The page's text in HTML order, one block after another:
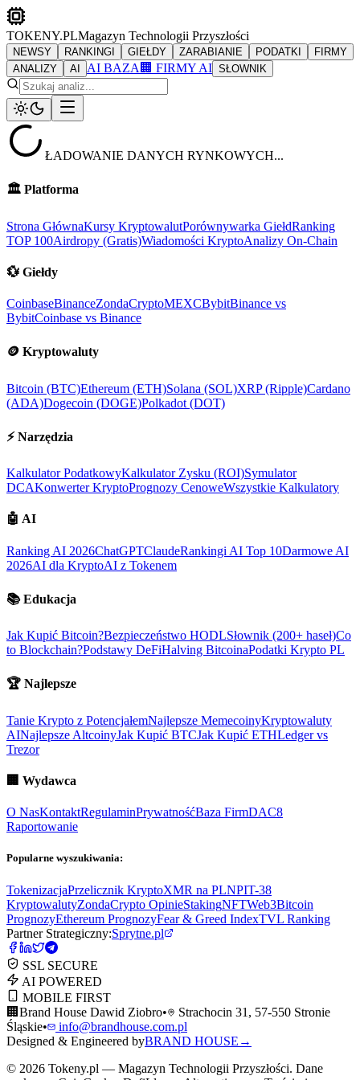
TOKENY.PLMagazyn Technologii Przyszłości
NEWSY RANKINGI GIEŁDY ZARABIANIE PODATKI
FIRMY
ANALIZY
AI AI BAZA 🏢 FIRMY AI SŁOWNIK
ŁADOWANIE DANYCH RYNKOWYCH...
🏛️ Platforma
Strona GłównaKursy KryptowalutPorównywarka GiełdRanking
TOP 100Airdropy (Gratis)Wiadomości KryptoAnalizy On-Chain
💱 Giełdy
CoinbaseBinanceZondaCryptoMEXCBybitBinance vs
BybitCoinbase vs Binance
🪙 Kryptowaluty
Bitcoin (BTC)Ethereum (ETH)Solana (SOL)XRP (Ripple)Cardano
(ADA)Dogecoin (DOGE)Polkadot (DOT)
⚡ Narzędzia
Kalkulator PodatkowyKalkulator Zysku (ROI)Symulator
DCAKonwerter KryptoPrognozy CenoweWszystkie Kalkulatory
🤖 AI
Ranking AI 2026ChatGPTClaudeRankingi AI Top 10Darmowe AI
2026AI dla KryptoAI z Tokenem
📚 Edukacja
Jak Kupić Bitcoin?Bezpieczeństwo HODLSłownik (200+ haseł)Co
to Blockchain?Podstawy DeFiHalving BitcoinaPodatki Krypto PL
🏆 Najlepsze
Tanie Krypto z PotencjałemNajlepsze MemecoinyKryptowaluty
AINajlepsze AltcoinyJak Kupić BTCJak Kupić ETHLedger vs
Trezor
🏢 Wydawca
O NasKontaktRegulaminPrywatnośćBaza FirmDAC8
Raportowanie
Popularne wyszukiwania:
TokenizacjaPrzelicznik KryptoXMR na PLNPIT-38
KryptowalutyZondaCrypto OpinieStakingNFTWeb3Bitcoin
PrognozyEthereum PrognozyFear & Greed IndexTVL Ranking
Partner Strategiczny:Sprytne.pl
SSL SECURE
AI POWERED
MOBILE FIRST
🏢 Brand House Dawid Ziobro•
Strachocin 31, 57-550 Stronie
Śląskie•
info@brandhouse.com.pl
Designed & Engineered byBRAND HOUSE →
© 2026 Tokeny.pl — Magazyn Technologii Przyszłości. Dane